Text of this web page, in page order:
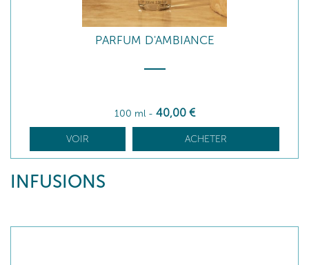
PARFUM D'AMBIANCE
100 ml - 40,00 €
VOIR ACHETER
INFUSIONS